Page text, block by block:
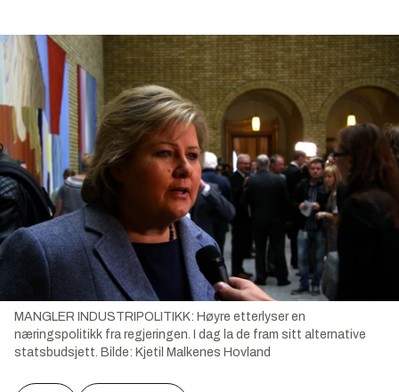
MANGLER INDUSTRIPOLITIKK: Høyre etterlyser en
næringspolitikk fra regjeringen. I dag la de fram sitt alternative
statsbudsjett. Bilde: Kjetil Malkenes Hovland